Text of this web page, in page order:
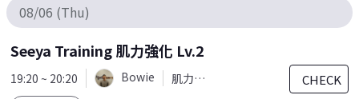
08/06 (Thu)
Seeya Training 肌力強化 Lv.2
19:20 ~ 20:20 Bowie 肌力訓練 CHECK